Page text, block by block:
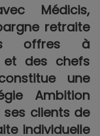
Médicis,
retraite
offres à
et des chefs
une
Ambition
ses clients de
individuelle